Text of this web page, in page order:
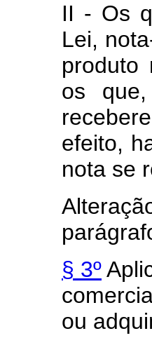
II - Os
Lei,
produto
os
efeito,
nota se
§ 3º
ou